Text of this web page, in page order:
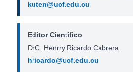
kuten@ucf.edu.cu
Editor Científico
DrC. Henrry Ricardo Cabrera
hricardo@ucf.edu.cu